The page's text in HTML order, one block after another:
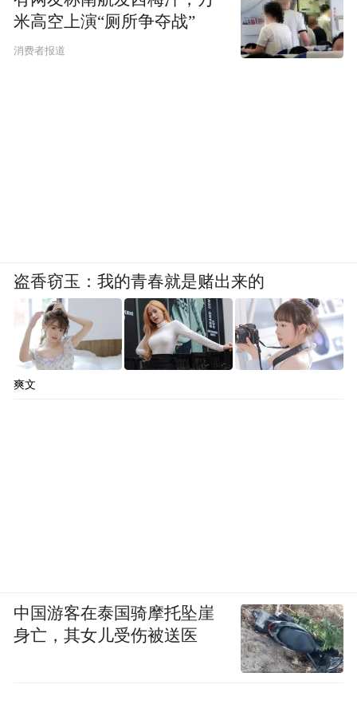
米高空上演“厕所争夺战”
消费者报道
盗香窃玉：我的青春就是赌出来的
爽文
中国游客在泰国骑摩托坠崖
身亡，其女儿受伤被送医